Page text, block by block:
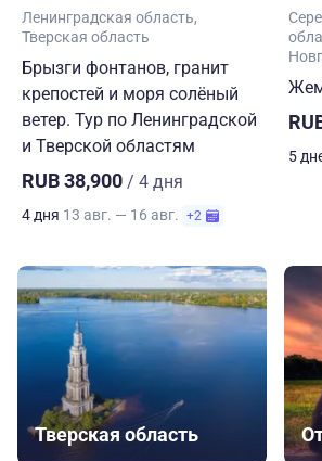
Ленинградская область
Тверская область
Брызги фонтанов, гранит
крепостей и моря солёный
ветер. Тур по Ленинградской
и Тверской областям
RUB 38,900 / 4 дня
4 дня 13 авг. — 16 авг. +2
5
Тверская область